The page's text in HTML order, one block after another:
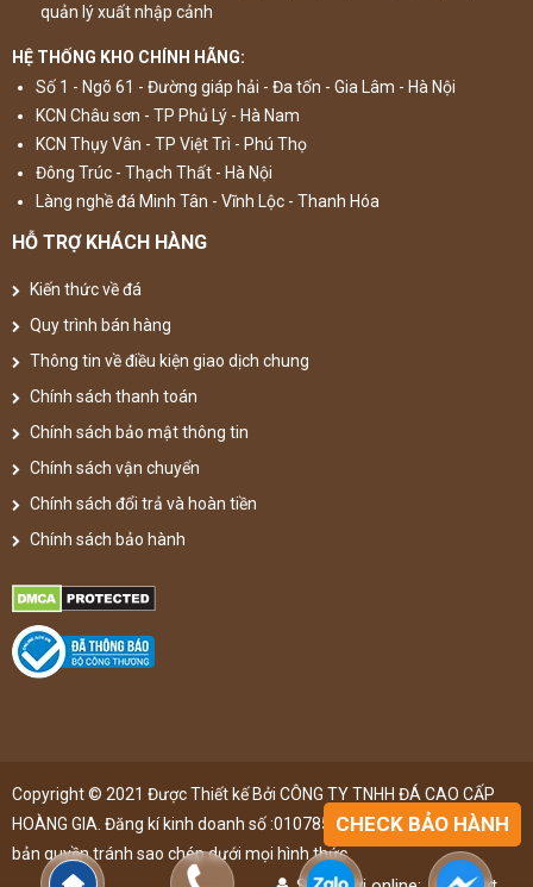
quản lý xuất nhập cảnh
HỆ THỐNG KHO CHÍNH HÃNG:
Số 1 - Ngõ 61 - Đường giáp hải - Đa tốn - Gia Lâm - Hà Nội
KCN Châu sơn - TP Phủ Lý - Hà Nam
KCN Thụy Vân - TP Việt Trì - Phú Thọ
Đông Trúc - Thạch Thất - Hà Nội
Làng nghề đá Minh Tân - Vĩnh Lộc - Thanh Hóa
HỖ TRỢ KHÁCH HÀNG
Kiến thức về đá
Quy trình bán hàng
Thông tin về điều kiện giao dịch chung
Chính sách thanh toán
Chính sách bảo mật thông tin
Chính sách vận chuyển
Chính sách đổi trả và hoàn tiền
Chính sách bảo hành
Copyright © 2021 Được Thiết kế Bởi CÔNG TY TNHH ĐÁ CAO CẤP
HOÀNG GIA. Đăng kí kinh doanh số :0107851148 ,đã được đăng kí
bản quyền,tránh sao chép dưới mọi hình thức
CHECK BẢO HÀNH